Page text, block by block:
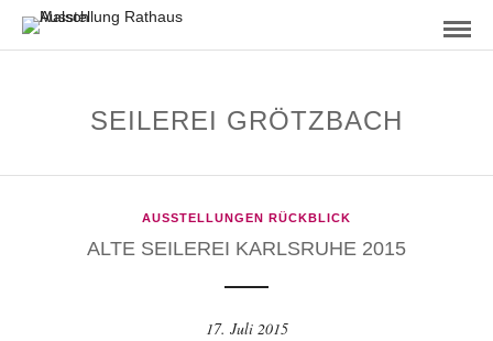
SEILEREI GRÖTZBACH
AUSSTELLUNGEN RÜCKBLICK
ALTE SEILEREI KARLSRUHE 2015
17. Juli 2015